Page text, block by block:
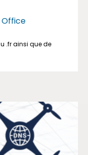
Office
.fr ainsi que de